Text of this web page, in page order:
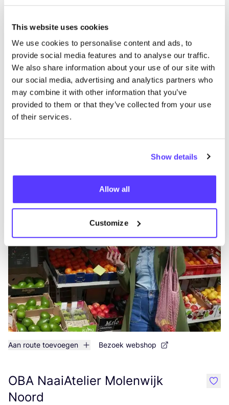
This website uses cookies
We use cookies to personalise content and ads, to
provide social media features and to analyse our traffic.
We also share information about your use of our site with
our social media, advertising and analytics partners who
may combine it with other information that you’ve
provided to them or that they’ve collected from your use
of their services.
Show details
Allow all
Customize
Meer winkels in deze buurt
Studio Wunderbar
Aan route toevoegen Bezoek webshop
De Duurzame Gids
Aan route toevoegen Bezoek webshop
OBA NaaiAtelier Molenwijk
Noord
like